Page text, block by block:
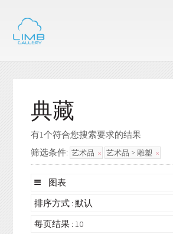
典藏
有1个符合您搜索要求的结果
筛选条件: 艺术品 艺术品 > 雕塑
图表
排序方式 : 默认
每页结果 : 10